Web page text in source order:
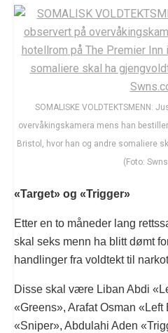
SOMALISKE VOLDTEKTSMENN:
overvåkingskamera mens han
Bristol, hvor han og andre somaliere
(Foto:
«Target» og «Trigger»
Etter en to måneder lang
skal seks menn ha blitt dømt
handlinger fra voldtekt til
Disse skal være Liban Abdi
«Greens», Arafat Osman «Left
«Sniper», Abdulahi Aden